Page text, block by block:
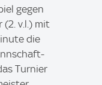
gegen
(2. v.l.) mit
die
Turnier